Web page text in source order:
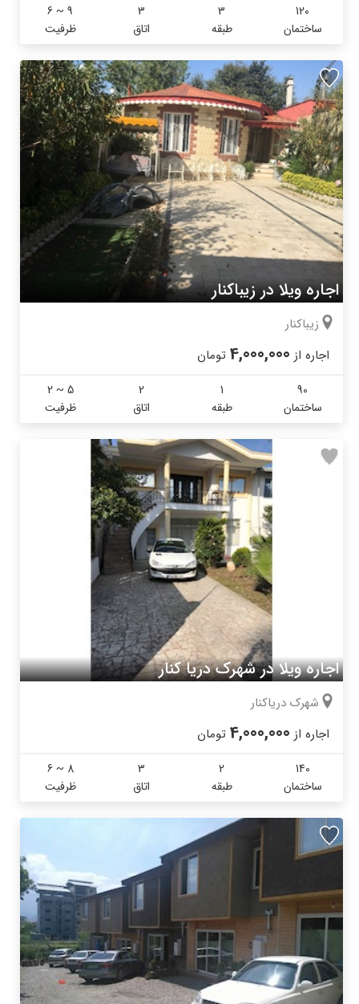
120
ساختمان
3
طبقه
3
اتاق
6 ~ 9
ظرفیت
اجاره ویلا در زیباکنار
زیباکنار
اجاره از 4,000,000 تومان
90
ساختمان
1
طبقه
2
اتاق
2 ~ 5
ظرفیت
اجاره ویلا در شهرک دریا کنار
شهرک دریاکنار
اجاره از 4,000,000 تومان
140
ساختمان
2
طبقه
3
اتاق
6 ~ 8
ظرفیت